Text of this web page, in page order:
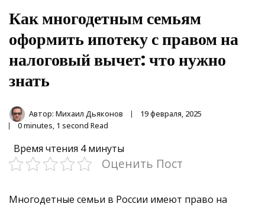
Как многодетным семьям
оформить ипотеку с правом на
налоговый вычет: что нужно
знать
Автор: Михаил Дьяконов
19 февраля, 2025
0 minutes, 1 second Read
Время чтения 4 минуты
Оценить Пост
Многодетные семьи в России имеют право на